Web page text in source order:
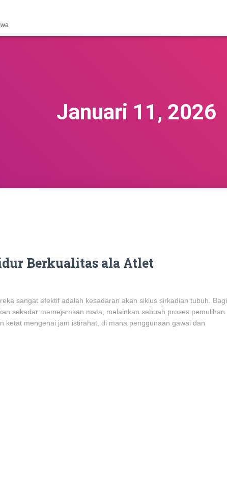
Januari 11, 2026
Berkualitas ala Atlet
sangat efektif adalah kesadaran akan siklus sirkadian tubuh. Bagi
sekadar memejamkan mata, melainkan sebuah proses pemulihan
ketat mengenai jam istirahat, di mana penggunaan gawai dan